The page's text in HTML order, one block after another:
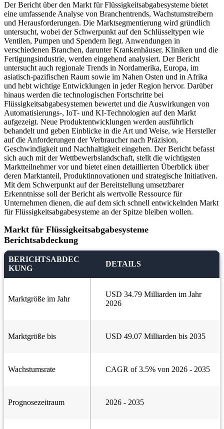
Der Bericht über den Markt für Flüssigkeitsabgabesysteme bietet
eine umfassende Analyse von Branchentrends, Wachstumstreibern
und Herausforderungen. Die Marktsegmentierung wird gründlich
untersucht, wobei der Schwerpunkt auf den Schlüsseltypen wie
Ventilen, Pumpen und Spendern liegt. Anwendungen in
verschiedenen Branchen, darunter Krankenhäuser, Kliniken und die
Fertigungsindustrie, werden eingehend analysiert. Der Bericht
untersucht auch regionale Trends in Nordamerika, Europa, im
asiatisch-pazifischen Raum sowie im Nahen Osten und in Afrika
und hebt wichtige Entwicklungen in jeder Region hervor. Darüber
hinaus werden die technologischen Fortschritte bei
Flüssigkeitsabgabesystemen bewertet und die Auswirkungen von
Automatisierungs-, IoT- und KI-Technologien auf den Markt
aufgezeigt. Neue Produktentwicklungen werden ausführlich
behandelt und geben Einblicke in die Art und Weise, wie Hersteller
auf die Anforderungen der Verbraucher nach Präzision,
Geschwindigkeit und Nachhaltigkeit eingehen. Der Bericht befasst
sich auch mit der Wettbewerbslandschaft, stellt die wichtigsten
Marktteilnehmer vor und bietet einen detaillierten Überblick über
deren Marktanteil, Produktinnovationen und strategische Initiativen.
Mit dem Schwerpunkt auf der Bereitstellung umsetzbarer
Erkenntnisse soll der Bericht als wertvolle Ressource für
Unternehmen dienen, die auf dem sich schnell entwickelnden Markt
für Flüssigkeitsabgabesysteme an der Spitze bleiben wollen.
Markt für Flüssigkeitsabgabesysteme
Berichtsabdeckung
BERICHTSABDEC
KUNG
DETAILS
Marktgröße im Jahr
USD 34.79 Milliarden im Jahr
2026
Marktgröße bis USD 49.07 Milliarden bis 2035
Wachstumsrate CAGR of 3.5% von 2026 - 2035
Prognosezeitraum 2026 - 2035